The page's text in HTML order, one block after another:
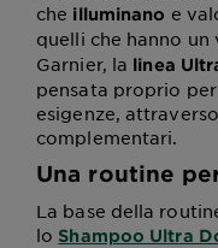
che illuminano e
quelli che hanno
Garnier, la linea
pensata proprio
esigenze,
complementari.
Una routine
La base della
lo Shampoo Ultra